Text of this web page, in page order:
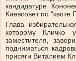
кандидатуре
Киевсовет по “квоте
Глава
которому Кличко
заместителя,
подниматься
присяги Виталием